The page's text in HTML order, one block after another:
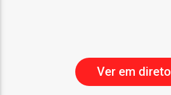
Ver em direto